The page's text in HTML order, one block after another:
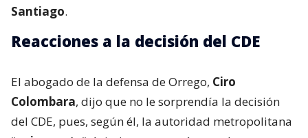
Santiago.
Reacciones a la decisión del CDE
El abogado de la defensa de Orrego, Ciro
Colombara, dijo que no le sorprendía la decisión
del CDE, pues, según él, la autoridad metropolitana